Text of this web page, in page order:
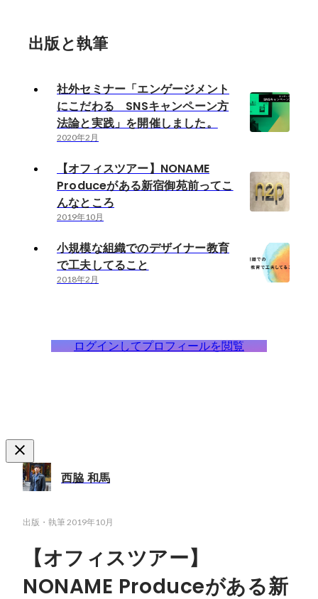
出版と執筆
社外セミナー「エンゲージメント
にこだわる SNSキャンペーン方
法論と実践」を開催しました。
2020年2月
【オフィスツアー】NONAME
Produceがある新宿御苑前ってこ
んなところ
2019年10月
小規模な組織でのデザイナー教育
で工夫してること
2018年2月
ログインしてプロフィールを閲覧
西脇 和馬
出版・執筆2019年10月
【オフィスツアー】
NONAME Produceがある新